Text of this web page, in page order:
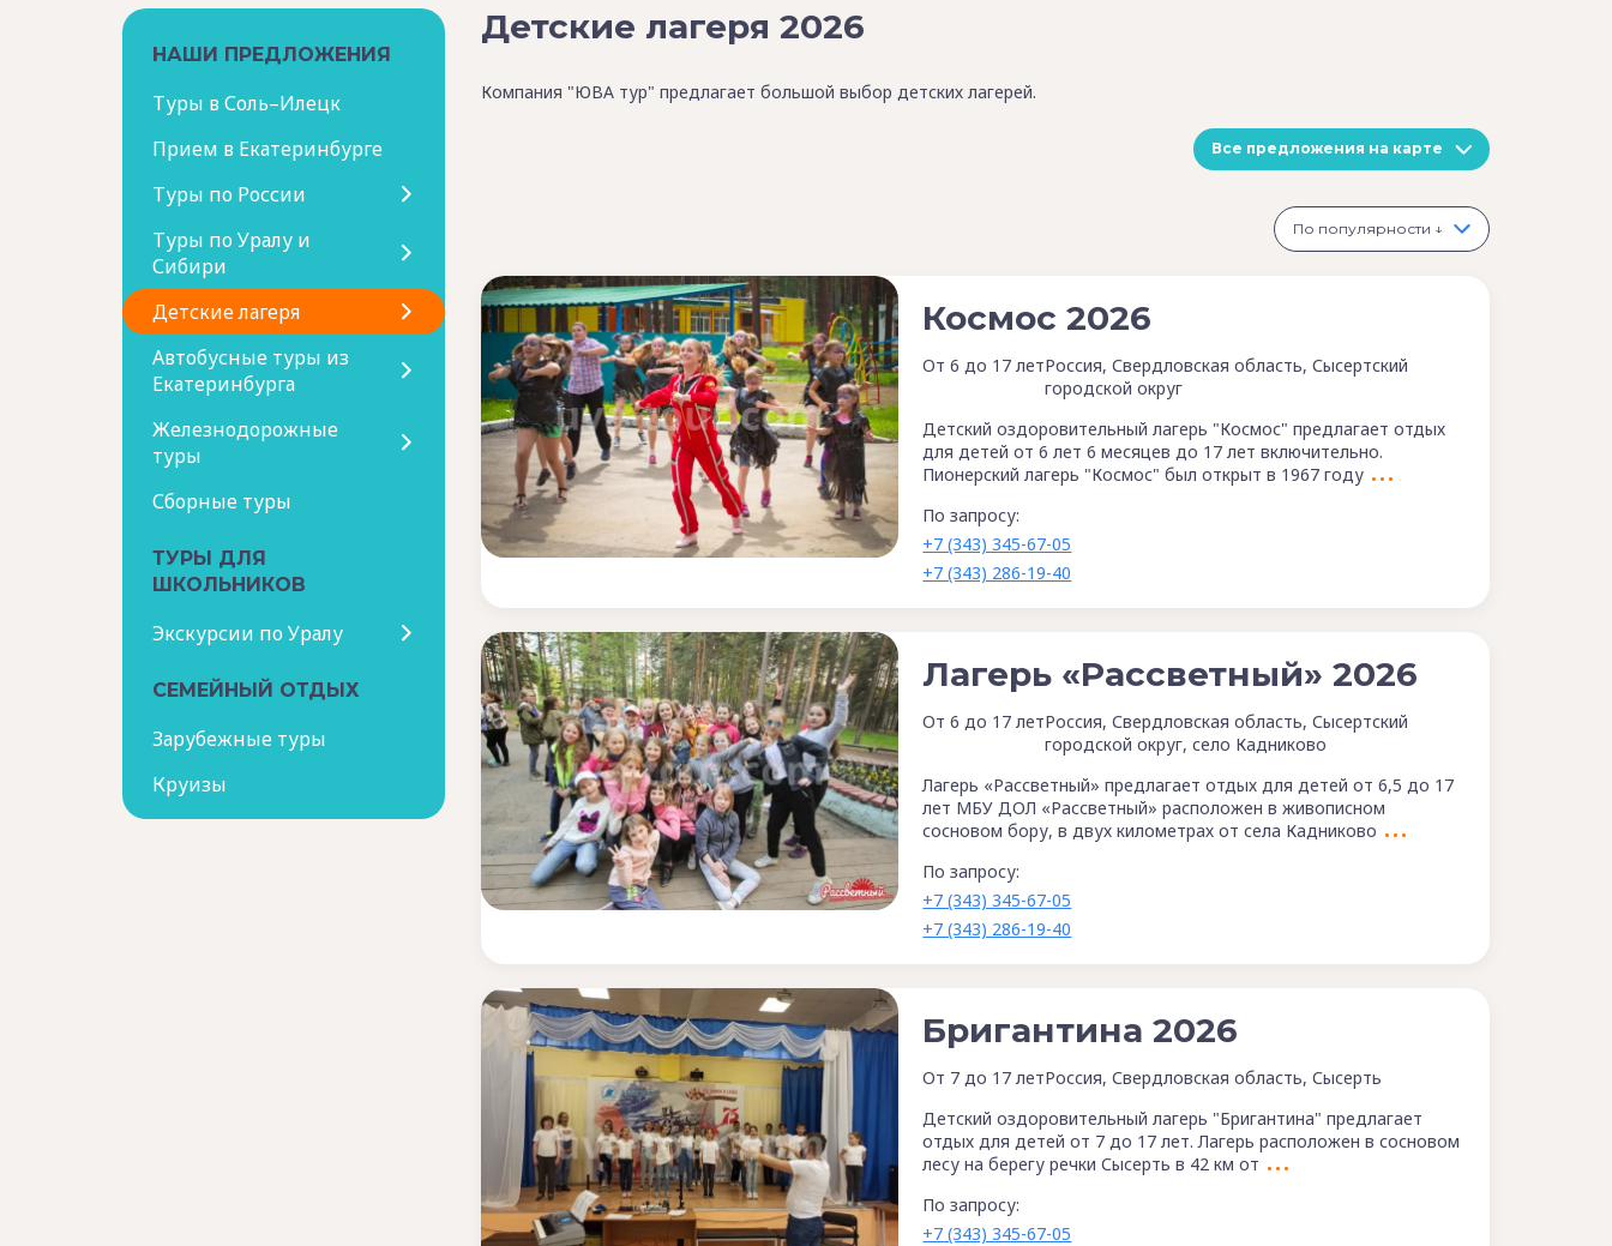
НАШИ ПРЕДЛОЖЕНИЯ
Туры в Соль–Илецк
Прием в Екатеринбурге
Туры по России
Туры по Уралу и
Сибири
Детские лагеря
Автобусные туры из
Екатеринбурга
Железнодорожные
туры
Сборные туры
ТУРЫ ДЛЯ
ШКОЛЬНИКОВ
Экскурсии по Уралу
СЕМЕЙНЫЙ ОТДЫХ
Зарубежные туры
Круизы
Детские лагеря 2026
Компания "ЮВА тур" предлагает большой выбор детских лагерей.
Все предложения на карте
По популярности ↓
Космос 2026
От 6 до 17 летРоссия, Свердловская область, Сысертский
городской округ
Детский оздоровительный лагерь "Космос" предлагает отдых
для детей от 6 лет 6 месяцев до 17 лет включительно.
Пионерский лагерь "Космос" был открыт в 1967 году
По запросу:
+7 (343) 345-67-05
+7 (343) 286-19-40
Лагерь «Рассветный» 2026
От 6 до 17 летРоссия, Свердловская область, Сысертский
городской округ, село Кадниково
Лагерь «Рассветный» предлагает отдых для детей от 6,5 до 17
лет МБУ ДОЛ «Рассветный» расположен в живописном
сосновом бору, в двух километрах от села Кадниково
По запросу:
+7 (343) 345-67-05
+7 (343) 286-19-40
Бригантина 2026
От 7 до 17 летРоссия, Свердловская область, Сысерть
Детский оздоровительный лагерь "Бригантина" предлагает
отдых для детей от 7 до 17 лет. Лагерь расположен в сосновом
лесу на берегу речки Сысерть в 42 км от
По запросу:
+7 (343) 345-67-05